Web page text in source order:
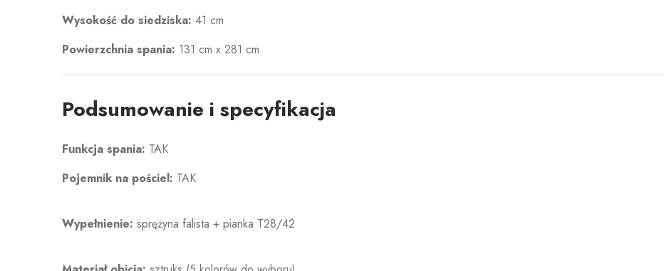
Wysokość do siedziska: 41 cm
Powierzchnia spania: 131 cm x 281 cm
Podsumowanie i specyfikacja
Funkcja spania: TAK
Pojemnik na pościel: TAK
Wypełnienie: sprężyna falista + pianka T28/42